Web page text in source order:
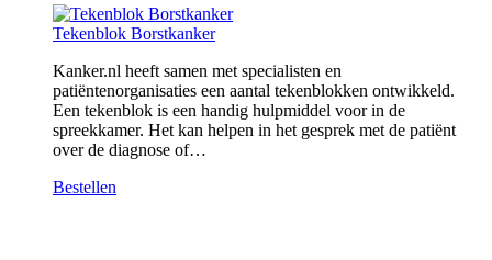
Tekenblok Borstkanker
Kanker.nl heeft samen met specialisten en
patiëntenorganisaties een aantal tekenblokken ontwikkeld.
Een tekenblok is een handig hulpmiddel voor in de
spreekkamer. Het kan helpen in het gesprek met de patiënt
over de diagnose of…
Bestellen